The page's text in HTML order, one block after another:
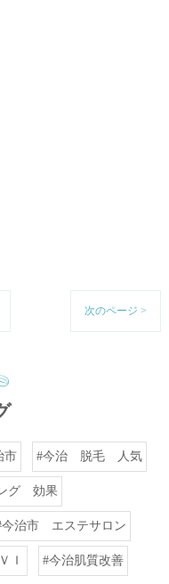
次のページ >
市 #今治 脱毛 人気
グ 効果
今治市 エステサロン
Ｉ #今治肌質改善